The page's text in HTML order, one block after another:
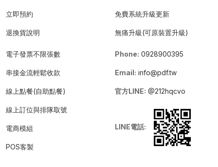
立即預約
退換貨說明
免費系統升級更新
無痛升級(可原裝置升級)
電子發票不限張數
串接金流輕鬆收款
線上點餐(自助點餐)
線上訂位與排隊取號
電商模組
POS客製
Phone: 0928900395
Email: info@pdf.tw
官方LINE: @212hqcvo
LINE電話: